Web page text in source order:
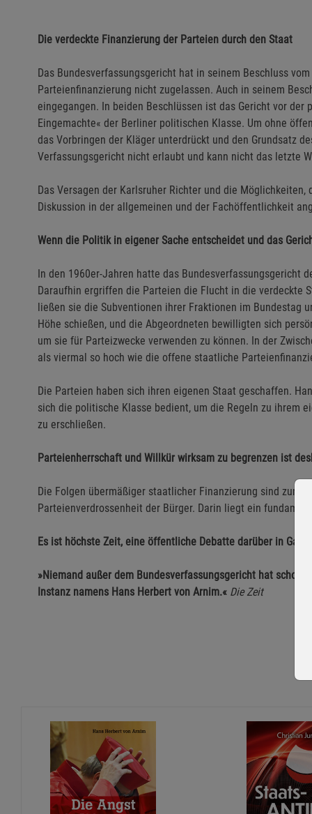
Die verdeckte Finanzierung der Parteien durch den Staat
Das Bundesverfassungsgericht hat in seinem Beschluss
Parteienfinanzierung nicht zugelassen. Auch in seinem
eingegangen. In beiden Beschlüssen ist das Gericht vor
Eingemachte« der Berliner politischen Klasse. Um ohne
das Vorbringen der Kläger unterdrückt und den Grundsatz
Verfassungsgericht nicht erlaubt und kann nicht das letzte
Das Versagen der Karlsruher Richter und die
Diskussion in der allgemeinen und der Fachöffentlichkeit
Wenn die Politik in eigener Sache entscheidet und das
In den 1960er-Jahren hatte das Bundesverfassungsgericht
Daraufhin ergriffen die Parteien die Flucht in die verdeckte
ließen sie die Subventionen ihrer Fraktionen im Bundestag
Höhe schießen, und die Abgeordneten bewilligten sich
um sie für Parteizwecke verwenden zu können. In der
als viermal so hoch wie die offene staatliche
Die Parteien haben sich ihren eigenen Staat geschaffen.
sich die politische Klasse bedient, um die Regeln zu ihrem
zu erschließen.
Parteienherrschaft und Willkür wirksam zu begrenzen ist
Die Folgen übermäßiger staatlicher Finanzierung sind
Parteienverdrossenheit der Bürger. Darin liegt ein
Es ist höchste Zeit, eine öffentliche Debatte darüber in Gang
»Niemand außer dem Bundesverfassungsgericht hat schon
Instanz namens Hans Herbert von Arnim.« Die Zeit